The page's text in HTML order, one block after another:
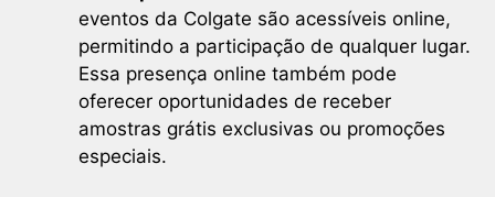
eventos da Colgate são acessíveis online,
permitindo a participação de qualquer lugar.
Essa presença online também pode
oferecer oportunidades de receber
amostras grátis exclusivas ou promoções
especiais.